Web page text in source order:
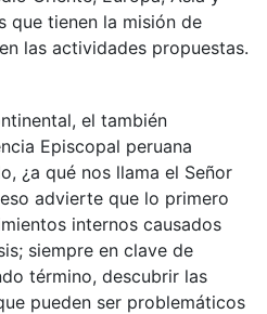
que tienen la misión de
las actividades propuestas.
el también
Episcopal peruana
¿a qué nos llama el Señor
advierte que lo primero
internos causados
siempre en clave de
término, descubrir las
pueden ser problemáticos